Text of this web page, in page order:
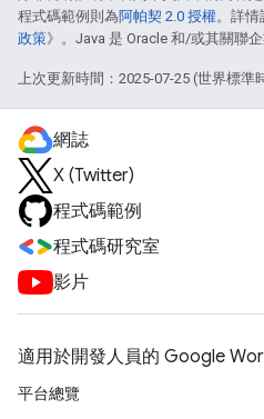
程式碼範例則為阿帕契 2.0 授權。詳情
政策》。Java 是 Oracle 和/或其關聯企
上次更新時間：2025-07-25 (世界標準
網誌
X (Twitter)
程式碼範例
程式碼研究室
影片
適用於開發人員的 Google
平台總覽